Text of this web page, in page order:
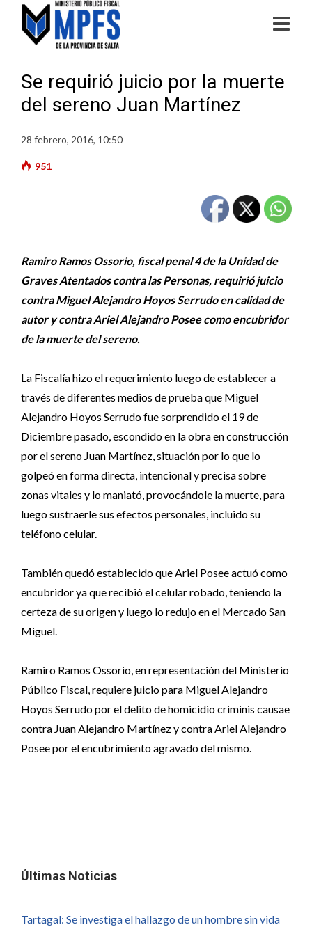
Se requirió juicio por la muerte
del sereno Juan Martínez
28 febrero, 2016, 10:50
951
Ramiro RamosOssorio, fiscal penal 4 de la Unidad de
Graves Atentados contra las Personas, requirió juicio
contra Miguel Alejandro HoyosSerrudoen calidad de
autor y contra Ariel Alejandro Posee como encubridor
de la muerte del sereno.
La Fiscalía hizo el requerimiento luego de establecer a
través de diferentes medios de prueba que Miguel
Alejandro Hoyos Serrudo fue sorprendido el 19 de
Diciembre pasado, escondido en la obra en construcción
por el sereno Juan Martínez, situación por lo que lo
golpeó en forma directa, intencional y precisa sobre
zonas vitales y lo maniató, provocándole la muerte, para
luego sustraerle sus efectos personales, incluido su
teléfono celular.
También quedó establecido que Ariel Posee actuó como
encubridor ya que recibió el celular robado, teniendo la
certeza de su origen y luego lo redujo en el Mercado San
Miguel.
Ramiro Ramos Ossorio, en representación del Ministerio
Público Fiscal, requiere juicio para Miguel Alejandro
Hoyos Serrudo por el delito de homicidio criminis causae
contra Juan Alejandro Martínez y contra Ariel Alejandro
Posee por el encubrimiento agravado del mismo.
Últimas Noticias
Tartagal: Se investiga el hallazgo de un hombre sin vida